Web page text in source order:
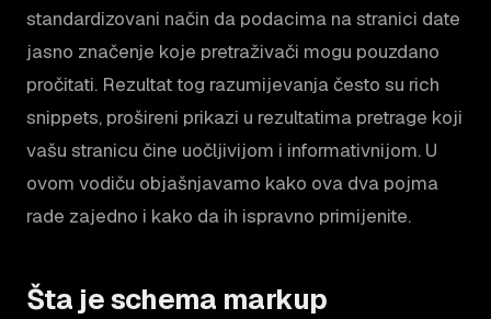
standardizovani način da podacima na stranici date
jasno značenje koje pretraživači mogu pouzdano
pročitati. Rezultat tog razumijevanja često su rich
snippets, prošireni prikazi u rezultatima pretrage koji
vašu stranicu čine uočljivijom i informativnijom. U
ovom vodiču objašnjavamo kako ova dva pojma
rade zajedno i kako da ih ispravno primijenite.
Šta je schema markup